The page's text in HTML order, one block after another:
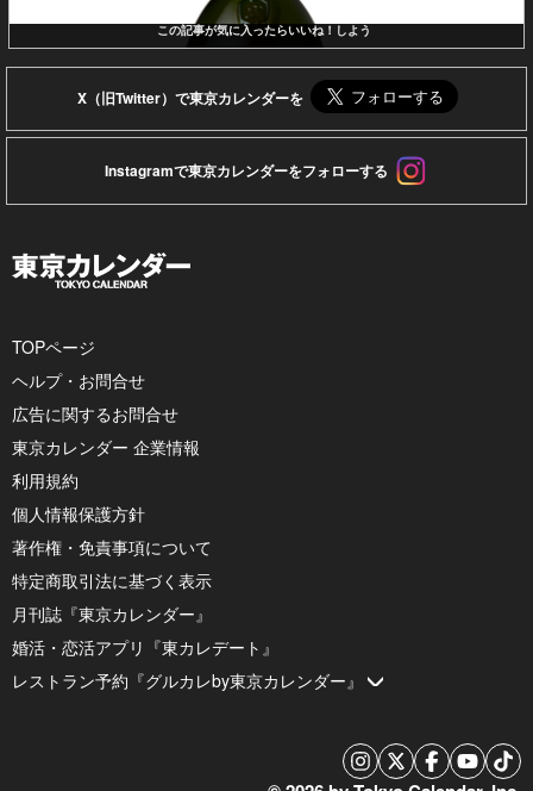
この記事が気に入ったらいいね！しよう
X（旧Twitter）で東京カレンダーを
Instagramで東京カレンダーをフォローする
TOPページ
ヘルプ・お問合せ
広告に関するお問合せ
東京カレンダー 企業情報
利用規約
個人情報保護方針
著作権・免責事項について
特定商取引法に基づく表示
月刊誌『東京カレンダー』
婚活・恋活アプリ『東カレデート』
レストラン予約『グルカレby東京カレンダー』